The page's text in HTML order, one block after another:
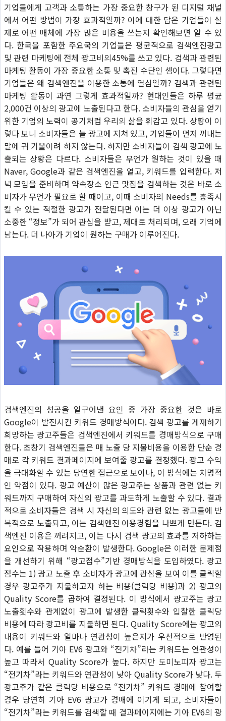
기업들에게 고객과 소통하는 가장 중요한 창구가 된 디지털 채널
에서 어떤 방법이 가장 효과적일까? 이에 대한 답은 기업들이 실
제로 어떤 매체에 가장 많은 비용을 쓰는지 확인해보면 알 수 있
다. 한국을 포함한 주요국의 기업들은 평균적으로 검색엔진광고
및 관련 마케팅에 전체 광고비의45%를 쓰고 있다. 검색과 관련된
마케팅 활동이 가장 중요한 소통 및 촉진 수단인 셈이다. 그렇다면
기업들은 왜 검색엔진을 이용한 소통에 열심일까? 검색과 관련된
마케팅 활동이 과연 그렇게 효과적일까? 현대인들은 하루 평균
2,000건 이상의 광고에 노출된다고 한다. 소비자들의 관심을 얻기
위한 기업의 노력이 공기처럼 우리의 삶을 휘감고 있다. 상황이 이
렇다 보니 소비자들은 늘 광고에 지쳐 있고, 기업들이 먼저 꺼내는
말에 귀 기울이려 하지 않는다. 하지만 소비자들이 검색 광고에 노
출되는 상황은 다르다. 소비자들은 무언가 원하는 것이 있을 때
Naver, Google과 같은 검색엔진을 열고, 키워드를 입력한다. 저
녁 모임을 준비하며 약속장소 인근 맛집을 검색하는 것은 바로 소
비자가 무언가 필요로 할 때이고, 이때 소비자의 Needs를 충족시
킬 수 있는 적절한 광고가 전달된다면 이는 더 이상 광고가 아닌
소중한 “정보”가 되어 관심을 받고, 제대로 처리되며, 오래 기억에
남는다. 더 나아가 기업이 원하는 구매가 이루어진다.
검색엔진의 성공을 일구어낸 요인 중 가장 중요한 것은 바로
Google이 발전시킨 키워드 경매방식이다. 검색 광고를 게재하기
희망하는 광고주들은 검색엔진에서 키워드를 경매방식으로 구매
한다. 초창기 검색엔진들은 매 노출 당 지불비용을 이용한 단순 경
매로 각 키워드 결과페이지에 보여줄 광고를 결정했다. 광고 수익
을 극대화할 수 있는 당연한 접근으로 보이나, 이 방식에는 치명적
인 약점이 있다. 광고 예산이 많은 광고주는 상품과 관련 없는 키
워드까지 구매하여 자신의 광고를 과도하게 노출할 수 있다. 결과
적으로 소비자들은 검색 시 자신의 의도와 관련 없는 광고들에 반
복적으로 노출되고, 이는 검색엔진 이용경험을 나쁘게 만든다. 검
색엔진 이용은 꺼려지고, 이는 다시 검색 광고의 효과를 저하하는
요인으로 작용하며 악순환이 발생한다. Google은 이러한 문제점
을 개선하기 위해 “광고점수”기반 경매방식을 도입하였다. 광고
점수는 1) 광고 노출 후 소비자가 광고에 관심을 보여 이를 클릭할
경우 광고주가 지불하고자 하는 비용(클릭당 비용)과 2) 광고의
Quality Score를 곱하여 결정된다. 이 방식에서 광고주는 광고
노출횟수와 관계없이 광고에 발생한 클릭횟수와 입찰한 클릭당
비용에 따라 광고비를 지불하면 된다. Quality Score에는 광고의
내용이 키워드와 얼마나 연관성이 높은지가 우선적으로 반영된
다. 예를 들어 기아 EV6 광고와 “전기차”라는 키워드는 연관성이
높고 따라서 Quality Score가 높다. 하지만 도미노피자 광고는
“전기차”라는 키워드와 연관성이 낮아 Quality Score가 낮다. 두
광고주가 같은 클릭당 비용으로 “전기차” 키워드 경매에 참여할
경우 당연히 기아 EV6 광고가 경매에 이기게 되고, 소비자들이
“전기차”라는 키워드를 검색할 때 결과페이지에는 기아 EV6의 광